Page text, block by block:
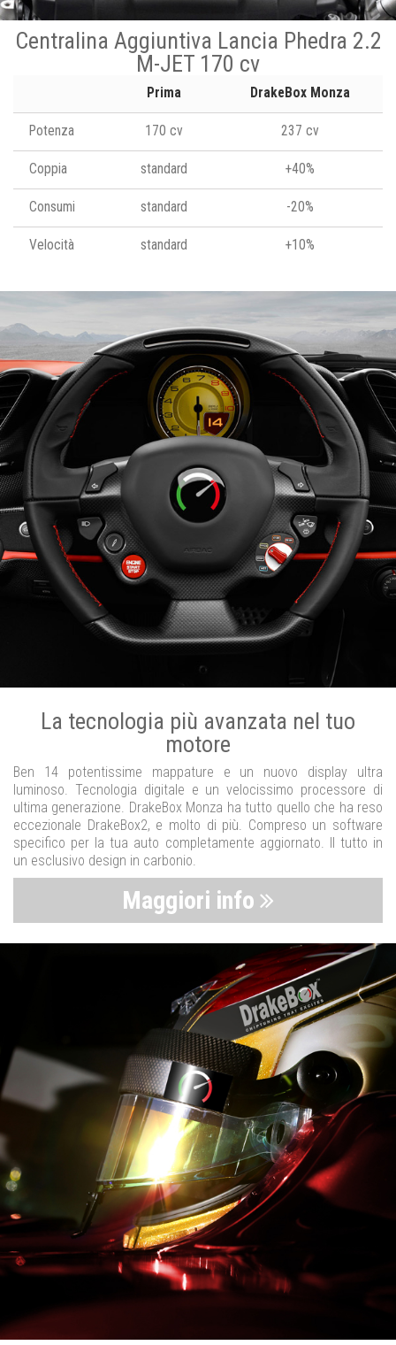
Centralina Aggiuntiva Lancia Phedra 2.2
M-JET 170 cv
Prima DrakeBox Monza
Potenza 170 cv 237 cv
Coppia standard +40%
Consumi standard -20%
Velocità standard +10%
La tecnologia più avanzata nel tuo
motore
Ben 14 potentissime mappature e un nuovo display ultra
luminoso. Tecnologia digitale e un velocissimo processore di
ultima generazione. DrakeBox Monza ha tutto quello che ha reso
eccezionale DrakeBox2, e molto di più. Compreso un software
specifico per la tua auto completamente aggiornato. Il tutto in
un esclusivo design in carbonio.
Maggiori info